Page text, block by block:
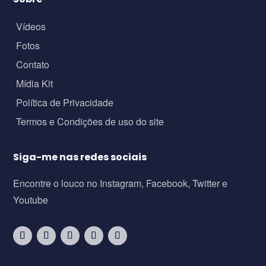
Vídeos
Fotos
Contato
Mídia Kit
Política de Privacidade
Termos e Condições de uso do site
Siga-me nas redes sociais
Encontre o louco no Instagram, Facebook, Twitter e
Youtube